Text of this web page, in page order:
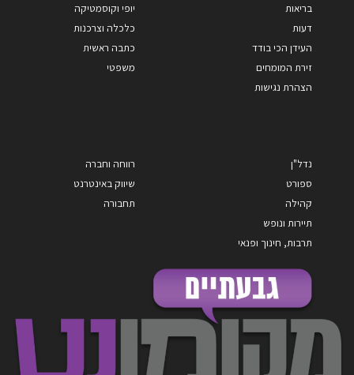
בריאות
דעות
העידן הכי בודד
זירת המומחים
הצהרת נגישות
יופי וקוסמטיקה
כלכלה וצרכנות
כתבה ראשית
משפטי
נדל"ן
ספורט
קהילה
תיירות ונופש
תרבות, חינוך ופנאי
רווחה וחברה
שיווק באינטרנט
תחבורה